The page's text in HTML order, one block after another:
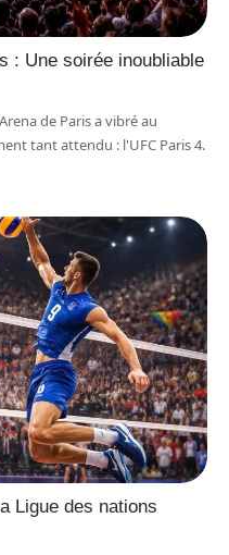
: Une soirée inoubliable
de Paris a vibré au
tant attendu : l'UFC Paris 4.
Ligue des nations